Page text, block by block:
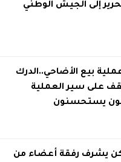
إلى الجيش الوطني
بيع الأضاحي..الدرك
على سير العملية
يستحسنون
يشرف رفقة أعضاء من